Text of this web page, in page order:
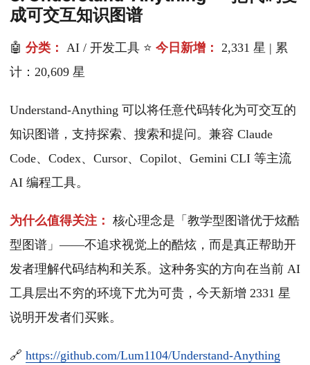
成可交互知识图谱
🤖 分类： AI / 开发工具 ⭐ 今日新增： 2,331 星 | 累
计：20,609 星
Understand-Anything 可以将任意代码转化为可交互的
知识图谱，支持探索、搜索和提问。兼容 Claude
Code、Codex、Cursor、Copilot、Gemini CLI 等主流
AI 编程工具。
为什么值得关注： 核心理念是「教学型图谱优于炫酷
型图谱」——不追求视觉上的酷炫，而是真正帮助开
发者理解代码结构和关系。这种务实的方向在当前 AI
工具层出不穷的环境下尤为可贵，今天新增 2331 星
说明开发者们买账。
🔗 https://github.com/Lum1104/Understand-Anything